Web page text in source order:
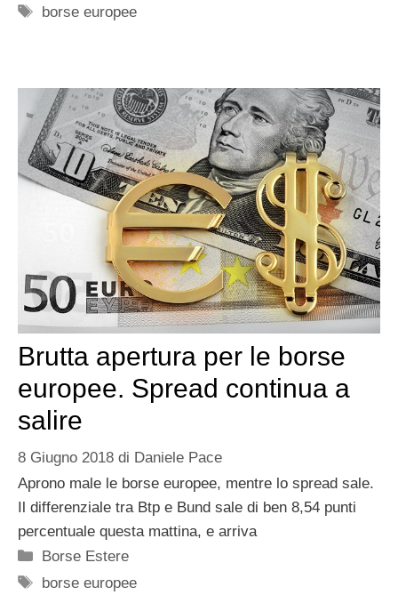
Tag
borse europee
Brutta apertura per le borse
europee. Spread continua a
salire
8 Giugno 2018 di Daniele Pace
Aprono male le borse europee, mentre lo spread sale.
Il differenziale tra Btp e Bund sale di ben 8,54 punti
percentuale questa mattina, e arriva
Categorie
Borse Estere
Tag
borse europee